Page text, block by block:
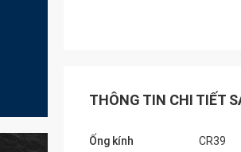
THÔNG TIN CHI TIẾT
Ống kính CR39